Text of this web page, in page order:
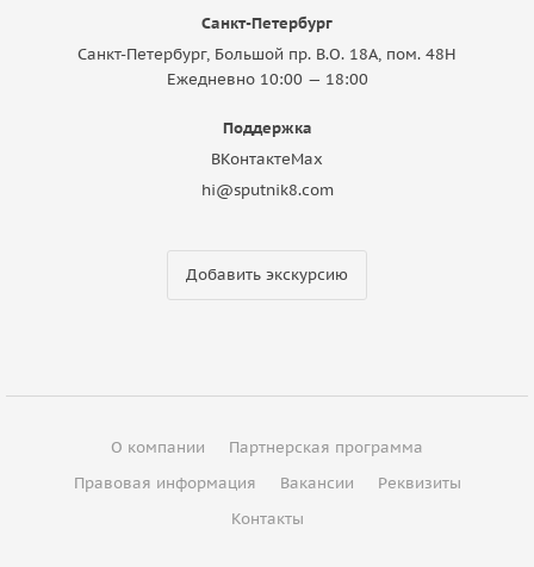
Санкт-Петербург
Санкт-Петербург, Большой пр. В.О. 18A, пом. 48Н
Ежедневно 10:00 — 18:00
Поддержка
ВКонтактеMax
hi@sputnik8.com
Добавить экскурсию
О компании
Партнерская программа
Правовая информация
Вакансии
Реквизиты
Контакты